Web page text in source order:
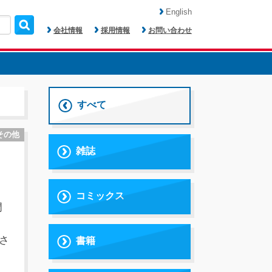
会社情報 採用情報 お問い合わせ
English
すべて
雑誌
コミックス
書籍
の他